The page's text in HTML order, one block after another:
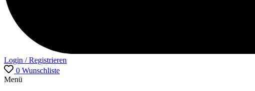
Login / Registrieren
0 Wunschliste
Menü